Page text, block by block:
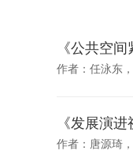
《公共空
作者：任泳东
《发展演
作者：唐源琦